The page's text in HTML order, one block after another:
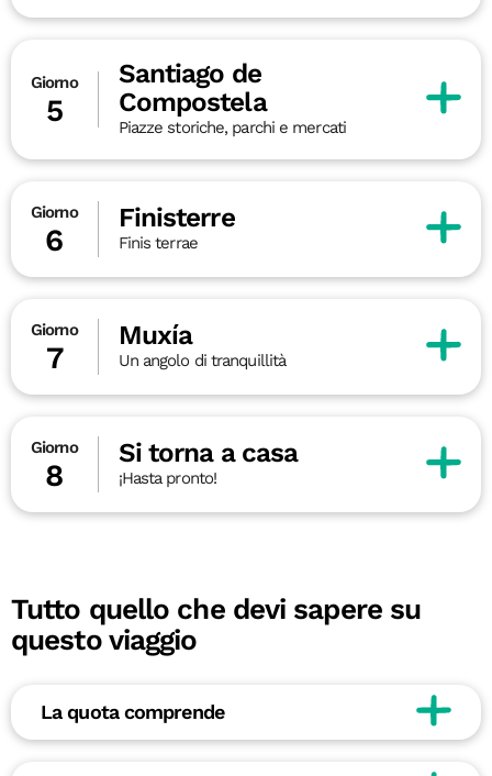
Giorno
5
Santiago de
Compostela
Piazze storiche, parchi e mercati
Giorno
6
Finisterre
Finis terrae
Giorno
7
Muxía
Un angolo di tranquillità
Giorno
8
Si torna a casa
¡Hasta pronto!
Tutto quello che devi sapere su
questo viaggio
La quota comprende